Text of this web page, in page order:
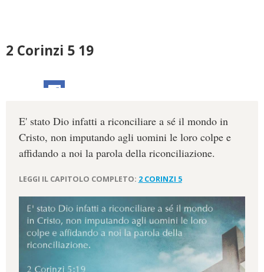
2 Corinzi 5 19
E' stato Dio infatti a riconciliare a sé il mondo in
Cristo, non imputando agli uomini le loro colpe e
affidando a noi la parola della riconciliazione.
LEGGI IL CAPITOLO COMPLETO: 2 CORINZI 5